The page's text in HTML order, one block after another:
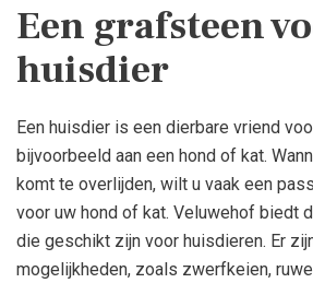
Een grafsteen
huisdier
Een huisdier is een dierbare vriend
bijvoorbeeld aan een hond of kat.
komt te overlijden, wilt u vaak een
voor uw hond of kat. Veluwehof biedt
die geschikt zijn voor huisdieren. Er
mogelijkheden, zoals zwerfkeien,